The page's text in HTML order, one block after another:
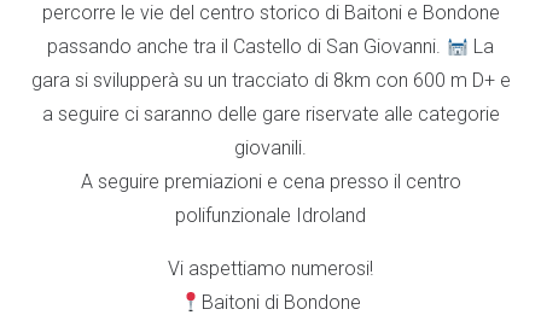
percorre le vie del centro storico di Baitoni e Bondone
passando anche tra il Castello di San Giovanni.
La
gara si svilupperà su un tracciato di 8km con 600 m D+ e
a seguire ci saranno delle gare riservate alle categorie
giovanili.
A seguire premiazioni e cena presso il centro
polifunzionale Idroland
Vi aspettiamo numerosi!
Baitoni di Bondone